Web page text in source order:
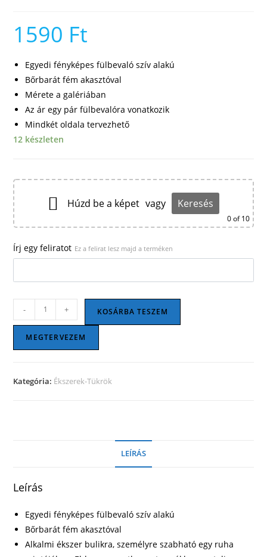
1590 Ft
Egyedi fényképes fülbevaló szív alakú
Bőrbarát fém akasztóval
Mérete a galériában
Az ár egy pár fülbevalóra vonatkozik
Mindkét oldala tervezhető
12 készleten
Húzd be a képet vagy Keresés
0of 10
Írj egy feliratot Ez a felirat lesz majd a terméken
Fülbevaló
szív
alakú
mennyiség
- + KOSÁRBA TESZEM
MEGTERVEZEM
Kategória: Ékszerek-Tükrök
LEÍRÁS
Leírás
Egyedi fényképes fülbevaló szív alakú
Bőrbarát fém akasztóval
Alkalmi ékszer bulikra, személyre szabható egy ruha